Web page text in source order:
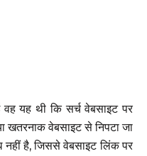
यह थी कि सर्च वेबसाइट पर
खतरनाक वेबसाइट से निपटा जा
है, जिससे वेबसाइट लिंक पर